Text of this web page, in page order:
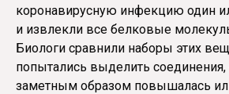
коронавирусную инфекцию один
и извлекли все белковые
Биологи сравнили наборы этих
попытались выделить соединения,
заметным образом повышалась